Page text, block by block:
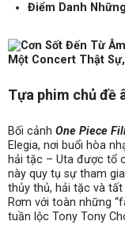
Điểm Danh
Tựa phim chủ đề
Bối cảnh One Piece
Elegia, nơi buổi hòa
hải tặc – Uta được tổ
này quy tụ sự tham
thủy thủ, hải tặc và
Rơm với toàn những
tuần lộc Tony Tony